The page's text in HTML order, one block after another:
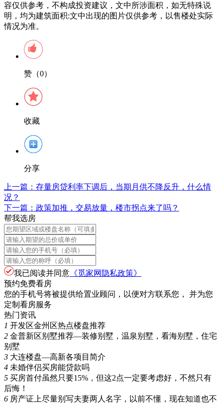
容仅供参考，不构成投资建议，文中所涉面积，如无特殊说
明，均为建筑面积:文中出现的图片仅供参考，以售楼处实际
情况为准。
赞（0）
收藏
分享
上一篇： 存量房贷利率下调后，当期月供不降反升，什么情
况？
下一篇： 政策加推，交易放量，楼市拐点来了吗？
帮我选房
我已阅读并同意 《觅家网隐私政策》
预约免费看房
您的手机号将被提供给置业顾问，以便对方联系您， 并为您
定制看房服务
热门资讯
1 开发区金州区热点楼盘推荐
2 金普新区别墅推荐—装修别墅，温泉别墅，看海别墅，住宅
别墅
3 大连楼盘—高新各项目简介
4 未婚伴侣买房能贷款吗
5 买房首付虽然只要15%，但这2点一定要考虑好，不然只有
后悔！
6 房产证上尽量别写夫妻两人名字，以前不懂，现在知道也不